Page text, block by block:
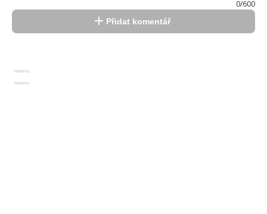
0/600
Přidat komentář
Reklama
Reklama